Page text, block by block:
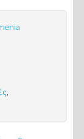
,